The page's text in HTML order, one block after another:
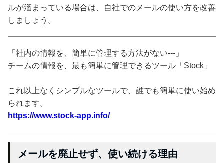
ルが溜まっている場合は、自社でのメールの使い方を改善
しましょう。
「社内の情報を、簡単に管理する方法がない---」
チームの情報を、最も簡単に管理できるツール「Stock」
これ以上なくシンプルなツールで、誰でも簡単に使い始め
られます。
https://www.stock-app.info/
メールを廃止せず、使い続ける理由